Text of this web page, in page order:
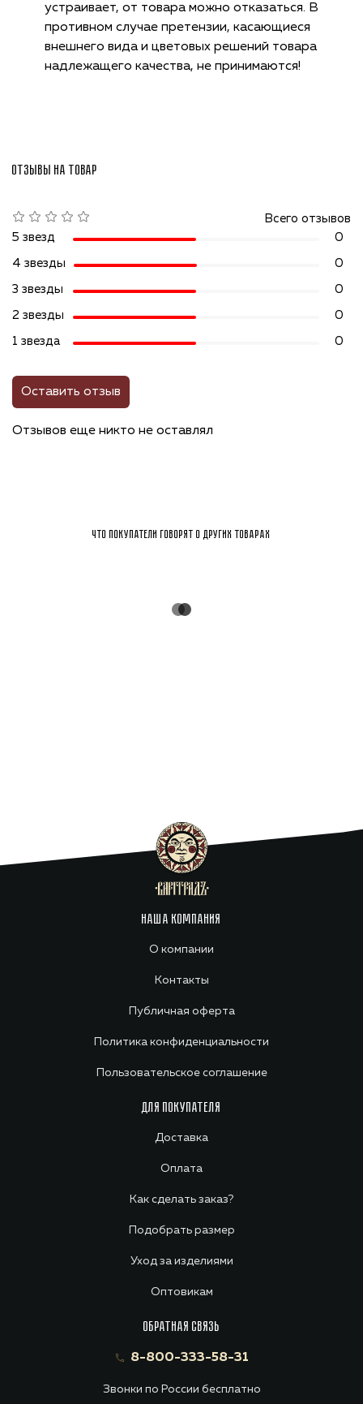
устраивает, от товара можно отказаться. В
противном случае претензии, касающиеся
внешнего вида и цветовых решений товара
надлежащего качества, не принимаются!
Отзывы на товар
Отзывов еще никто не оставлял
Всего отзывов
5 звезд
0
4 звезды 0
3 звезды 0
2 звезды 0
1 звезда 0
Оставить отзыв
Что покупатели говорят о других товарах
НАША КОМПАНИЯ
О компании
Контакты
Публичная оферта
Политика конфиденциальности
Пользовательское соглашение
ДЛЯ ПОКУПАТЕЛЯ
Доставка
Оплата
Как сделать заказ?
Подобрать размер
Уход за изделиями
Оптовикам
ОБРАТНАЯ СВЯЗЬ
8-800-333-58-31
Звонки по России бесплатно